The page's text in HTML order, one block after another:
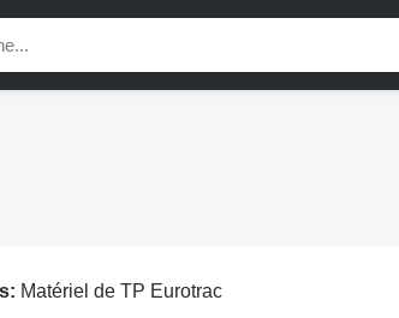
Matériel de TP Eurotrac